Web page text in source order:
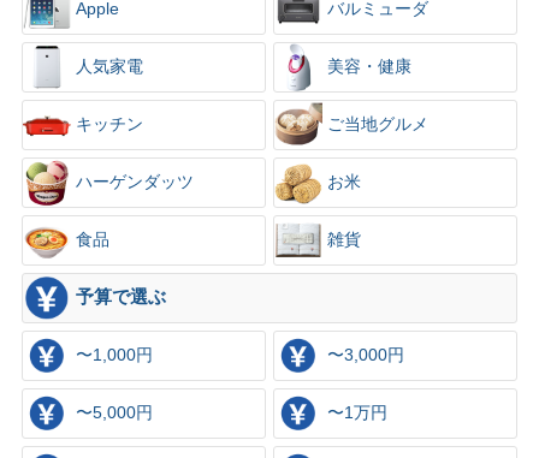
Apple バルミューダ
人気家電 美容・健康
キッチン ご当地グルメ
ハーゲンダッツ お米
食品 雑貨
予算で選ぶ
〜1,000円 〜3,000円
〜5,000円 〜1万円